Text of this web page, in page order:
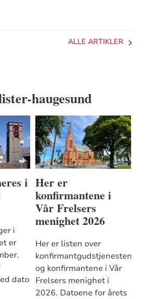
ALLE ARTIKLER
haugesund
i
i
er
dato
Her er
konfirmantene i
Vår Frelsers
menighet 2026
Her er listen over
konfirmantgudstjenestene
og konfirmantene i Vår
Frelsers menighet i
2026. Datoene for årets